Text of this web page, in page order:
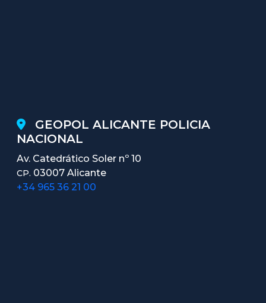
GEOPOL ALICANTE POLICIA
NACIONAL
Av. Catedrático Soler nº 10
CP. 03007 Alicante
+34 965 36 21 00